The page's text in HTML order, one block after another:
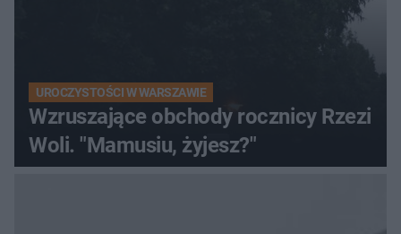
UROCZYSTOŚCI W WARSZAWIE
Wzruszające obchody rocznicy Rzezi
Woli. "Mamusiu, żyjesz?"